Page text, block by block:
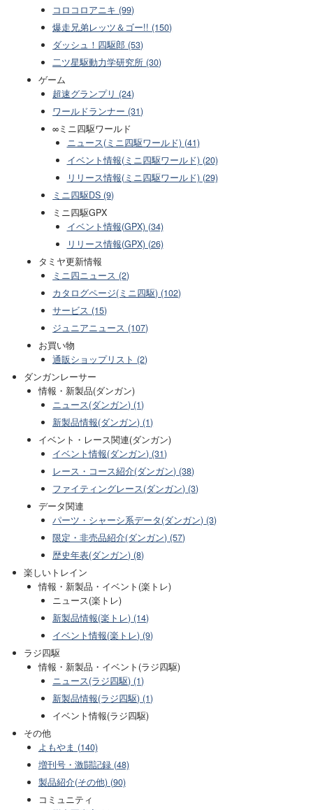
コロコロアニキ (99)
爆走兄弟レッツ＆ゴー!! (150)
ダッシュ！四駆郎 (53)
二ツ星駆動力学研究所 (30)
ゲーム
超速グランプリ (24)
ワールドランナー (31)
∞ミニ四駆ワールド
ニュース(ミニ四駆ワールド) (41)
イベント情報(ミニ四駆ワールド) (20)
リリース情報(ミニ四駆ワールド) (29)
ミニ四駆DS (9)
ミニ四駆GPX
イベント情報(GPX) (34)
リリース情報(GPX) (26)
タミヤ更新情報
ミニ四ニュース (2)
カタログページ(ミニ四駆) (102)
サービス (15)
ジュニアニュース (107)
お買い物
通販ショップリスト (2)
ダンガンレーサー
情報・新製品(ダンガン)
ニュース(ダンガン) (1)
新製品情報(ダンガン) (1)
イベント・レース関連(ダンガン)
イベント情報(ダンガン) (31)
レース・コース紹介(ダンガン) (38)
ファイティングレース(ダンガン) (3)
データ関連
パーツ・シャーシ系データ(ダンガン) (3)
限定・非売品紹介(ダンガン) (57)
歴史年表(ダンガン) (8)
楽しいトレイン
情報・新製品・イベント(楽トレ)
ニュース(楽トレ)
新製品情報(楽トレ) (14)
イベント情報(楽トレ) (9)
ラジ四駆
情報・新製品・イベント(ラジ四駆)
ニュース(ラジ四駆) (1)
新製品情報(ラジ四駆) (1)
イベント情報(ラジ四駆)
その他
よもやま (140)
増刊号・激闘記録 (48)
製品紹介(その他) (90)
コミュニティ